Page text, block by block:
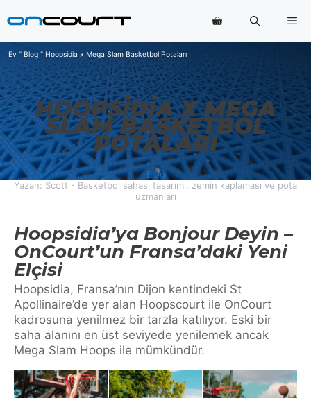
geç
Ev " Blog " Hoopsidia x Mega Slam Basketbol Potaları
HOOPSIDIA X MEGA
SLAM BASKETBOL
POTALARI
Blog
Yazan: Scott - Basketbol sahası tasarımı, zemin kaplaması ve pota
uzmanları
Hoopsidia’ya Bonjour Deyin –
OnCourt’un Fransa’daki Yeni
Elçisi
Hoopsidia, Fransa’nın Dijon kentindeki St
Apollinaire’de yer alan Hoopscourt ile OnCourt
kadrosuna yenilmez bir tarzla katılıyor. Eski bir
saha alanını en üst seviyede yenilemek ancak
Mega Slam Hoops ile mümkündür.